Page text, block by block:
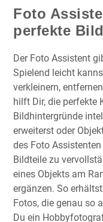
Foto
perfekte Bild
Der Foto Assistent
Spielend leicht
verkleinern,
hilft Dir, die perfekte
Bildhintergründe
erweiterst oder
des Foto
Bildteile zu
eines Objekts am
ergänzen. So
Fotos, die genau so
Du ein